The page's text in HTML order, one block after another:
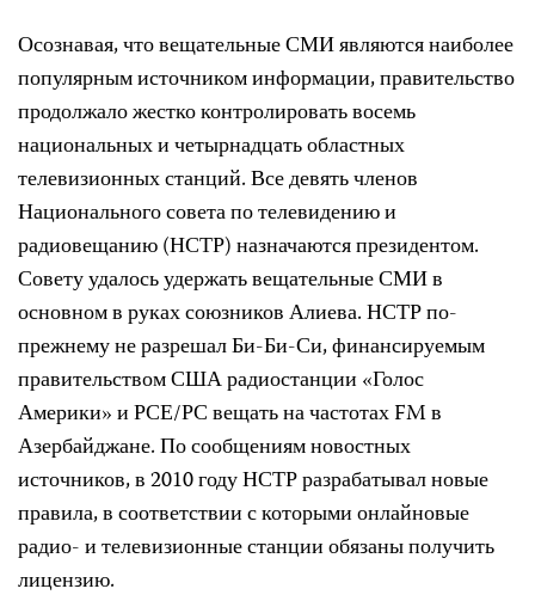
Осознавая, что вещательные СМИ являются наиболее
популярным источником информации, правительство
продолжало жестко контролировать восемь
национальных и четырнадцать областных
телевизионных станций. Все девять членов
Национального совета по телевидению и
радиовещанию (НСТР) назначаются президентом.
Совету удалось удержать вещательные СМИ в
основном в руках союзников Алиева. НСТР по-
прежнему не разрешал Би-Би-Си, финансируемым
правительством США радиостанции «Голос
Америки» и РСЕ/РС вещать на частотах FM в
Азербайджане. По сообщениям новостных
источников, в 2010 году НСТР разрабатывал новые
правила, в соответствии с которыми онлайновые
радио- и телевизионные станции обязаны получить
лицензию.